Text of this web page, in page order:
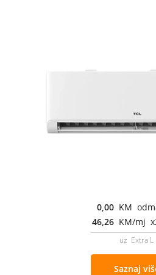
0,00 KM
46,26 KM/mj
uz Extra L
Saznaj